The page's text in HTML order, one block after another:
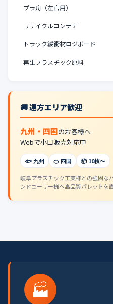
プラ舟（左官用）
リサイクルコンテナ
トラック緩衝材ロジボード
再生プラスチック原料
🚚 遠方エリア歓迎
九州・四国のお客様へ
Webで小口販売対応中
🐟 九州 🍊 四国 📦 10枚〜
岐阜プラスチック工業様との強固な
ンドユーザー様へ高品質パレットを
🏭